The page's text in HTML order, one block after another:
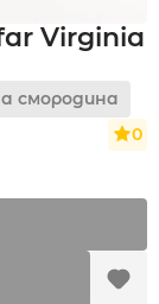
Virginia
смородина
0